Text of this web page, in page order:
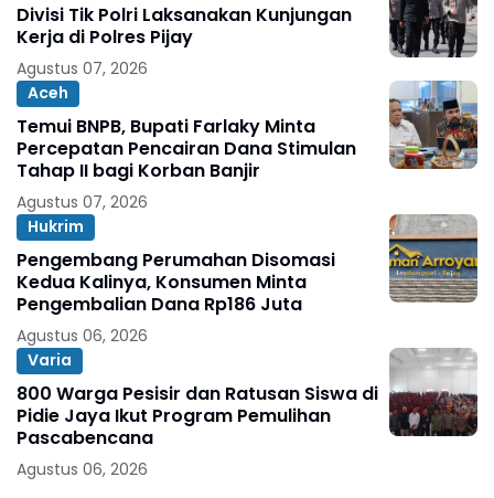
Divisi Tik Polri Laksanakan Kunjungan
Kerja di Polres Pijay
Agustus 07, 2026
Aceh
Temui BNPB, Bupati Farlaky Minta
Percepatan Pencairan Dana Stimulan
Tahap II bagi Korban Banjir
Agustus 07, 2026
Hukrim
Pengembang Perumahan Disomasi
Kedua Kalinya, Konsumen Minta
Pengembalian Dana Rp186 Juta
Agustus 06, 2026
Varia
800 Warga Pesisir dan Ratusan Siswa di
Pidie Jaya Ikut Program Pemulihan
Pascabencana
Agustus 06, 2026